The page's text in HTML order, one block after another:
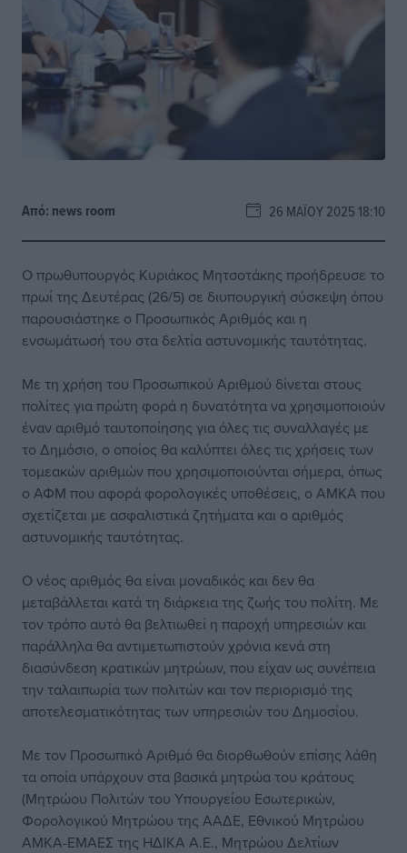
Από: news room 26 ΜΑΪ́ΟΥ 2025 18:10
Ο πρωθυπουργός Κυριάκος Μητσοτάκης προήδρευσε το
πρωί της Δευτέρας (26/5) σε διυπουργική σύσκεψη όπου
παρουσιάστηκε ο Προσωπικός Αριθμός και η
ενσωμάτωσή του στα δελτία αστυνομικής ταυτότητας.
Με τη χρήση του Προσωπικού Αριθμού δίνεται στους
πολίτες για πρώτη φορά η δυνατότητα να χρησιμοποιούν
έναν αριθμό ταυτοποίησης για όλες τις συναλλαγές με
το Δημόσιο, ο οποίος θα καλύπτει όλες τις χρήσεις των
τομεακών αριθμών που χρησιμοποιούνται σήμερα, όπως
ο ΑΦΜ που αφορά φορολογικές υποθέσεις, ο ΑΜΚΑ που
σχετίζεται με ασφαλιστικά ζητήματα και ο αριθμός
αστυνομικής ταυτότητας.
Ο νέος αριθμός θα είναι μοναδικός και δεν θα
μεταβάλλεται κατά τη διάρκεια της ζωής του πολίτη. Με
τον τρόπο αυτό θα βελτιωθεί η παροχή υπηρεσιών και
παράλληλα θα αντιμετωπιστούν χρόνια κενά στη
διασύνδεση κρατικών μητρώων, που είχαν ως συνέπεια
την ταλαιπωρία των πολιτών και τον περιορισμό της
αποτελεσματικότητας των υπηρεσιών του Δημοσίου.
Με τον Προσωπικό Αριθμό θα διορθωθούν επίσης λάθη
τα οποία υπάρχουν στα βασικά μητρώα του κράτους
(Μητρώου Πολιτών του Υπουργείου Εσωτερικών,
Φορολογικού Μητρώου της ΑΑΔΕ, Εθνικού Μητρώου
ΑΜΚΑ-ΕΜΑΕΣ της ΗΔΙΚΑ Α.Ε., Μητρώου Δελτίων